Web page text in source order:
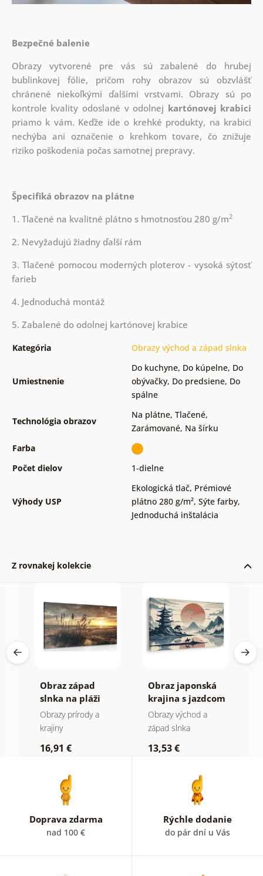
Bezpečné balenie
Obrazy vytvorené pre vás sú zabalené do hrubej
bublinkovej fólie, pričom rohy obrazov sú obzvlášť
chránené niekoľkými ďalšími vrstvami. Obrazy sú po
kontrole kvality odoslané v odolnej kartónovej krabici
priamo k vám. Keďže ide o krehké produkty, na krabici
nechýba ani označenie o krehkom tovare, čo znižuje
riziko poškodenia počas samotnej prepravy.
Špecifiká obrazov na plátne
1. Tlačené na kvalitné plátno s hmotnosťou 280 g/m2
2. Nevyžadujú žiadny ďalší rám
3. Tlačené pomocou moderných ploterov - vysoká sýtosť
farieb
4. Jednoduchá montáž
5. Zabalené do odolnej kartónovej krabice
Kategória Obrazy východ a západ slnka
Umiestnenie
Do kuchyne, Do kúpelne, Do
obývačky, Do predsiene, Do
spálne
Technológia obrazov
Na plátne, Tlačené,
Zarámované, Na šírku
Farba
Počet dielov
1-dielne
Výhody USP
Ekologická tlač, Prémiové
plátno 280 g/m², Sýte farby,
Jednoduchá inštalácia
Z rovnakej kolekcie
Obraz západ
slnka na pláži
Obrazy prírody a
krajiny
16,91 €
Obraz japonská
krajina s jazdcom
Obrazy východ a
západ slnka
13,53 €
Doprava zdarma
nad 100 €
Rýchle dodanie
do pár dní u Vás